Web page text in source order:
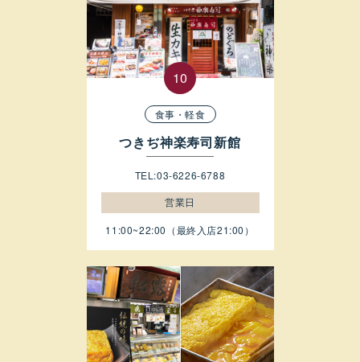
食事・軽食
つきぢ神楽寿司新館
TEL:03-6226-6788
営業日
11:00~22:00（最終入店21:00）